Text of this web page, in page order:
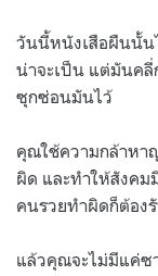
วันนี้หนังเสือผืนนั้น
น่าจะเป็น แต่มันค
ซุกซ่อนมันไว้
คุณใช้ความกล้าหา
ผิด และทำให้สังค
คนรวยทำผิดก็ต้อง
แล้วคุณจะไม่มีแค่ซ